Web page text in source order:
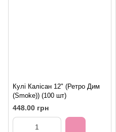
Кулі Калісан 12" (Ретро Дим
(Smoke)) (100 шт)
448.00 грн